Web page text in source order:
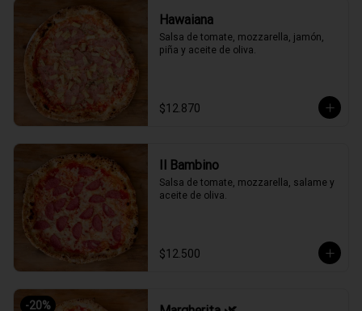
Hawaiana
Salsa de tomate, mozzarella, jamón,
piña y aceite de oliva.
$12.870
Il Bambino
Salsa de tomate, mozzarella, salame y
aceite de oliva.
$12.500
-20%